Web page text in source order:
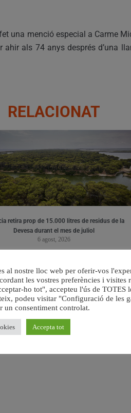
una menció especial a Carme
ahir als 74 anys després d’una
RELACIONAT
retira prop de 15.000 litres de residus de la
Devesa durant el mes de juliol
6 agost, 2026
al nostre lloc web per oferir-vos
les vostres preferències i visites
ho tot", accepteu l'ús de TOTES
podeu visitar "Configuració de les
un consentiment controlat.
Accepta tot